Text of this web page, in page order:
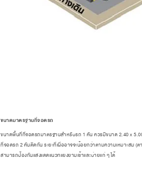
ขนาดมาตรฐานที่จอดรถ
ขนาดพื้นที่ที่จอดรถมาตรฐานสำหรับรถ 1 คัน ควรมีขนาด 2.40 x
ที่จอดรถ 2 คันติดกัน ระยะที่เผื่ออาจจะน้อยกว่าตามความเหมาะสม (
สามารถป้องกันแสงแดดแนวทแยงยามเช้าและบ่ายแก่ ๆ ได้